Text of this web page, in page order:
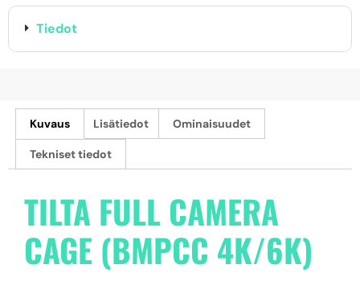
Tiedot
Kuvaus Lisätiedot Ominaisuudet
Tekniset tiedot
TILTA FULL CAMERA
CAGE (BMPCC 4K/6K)